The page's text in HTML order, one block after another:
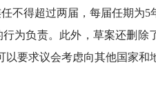
不得超过两届，每届任期为
为负责。此外，草案还删除
以要求议会考虑向其他国家